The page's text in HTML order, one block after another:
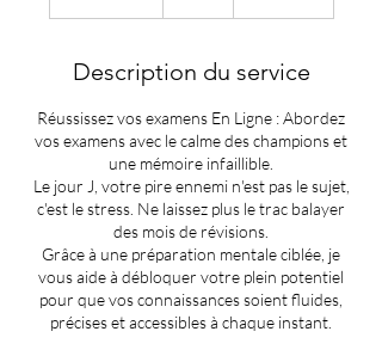
i
Description du service
Réussissez vos examens En Ligne : Abordez
vos examens avec le calme des champions et
une mémoire infaillible.
Le jour J, votre pire ennemi n'est pas le sujet,
c'est le stress. Ne laissez plus le trac balayer
des mois de révisions.
Grâce à une préparation mentale ciblée, je
vous aide à débloquer votre plein potentiel
pour que vos connaissances soient fluides,
précises et accessibles à chaque instant.